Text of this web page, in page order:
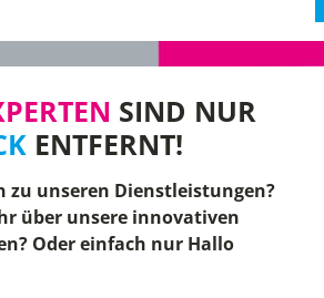
SIND NUR
ENTFERNT!
zu unseren Dienstleistungen?
über unsere innovativen
Oder einfach nur Hallo